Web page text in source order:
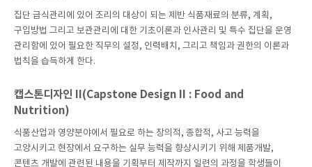
집단 급식관리에 있어 조리의 대상이 되는 제반 식품재료의 분류, 계획,
구입방법 그리고 보관관리에 대한 기초이론과 인사관리 및 특수 집단을 운영
관리함에 있어 필요한 직무의 설정, 인력배치, 그리고 책임과 권한의 이론과
법칙을 습득하게 한다.
캡스톤디자인 II(Capstone Design II : Food and
Nutrition)
식품산업과 영양분야에서 필요로 하는 창의적, 종합적, 사고 능력을
고양시키고 현장에서 요구하는 실무 능력을 향상시키기 위해 제품개발,
콘텐츠 개발에 관련된 내용을 기획부터 제작까지 일련의 과정을 학생들이